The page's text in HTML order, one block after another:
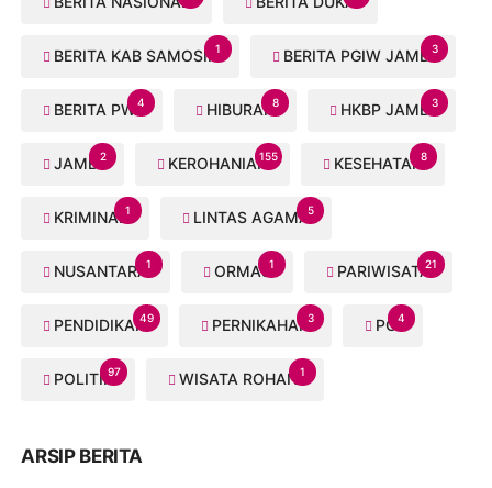
BERITA KAB SAMOSIR1 BERITA PGIW JAMBI3
BERITA PWI4 HIBURAN8 HKBP JAMBI3
JAMBI2 KEROHANIAN155 KESEHATAN8
KRIMINAL1 LINTAS AGAMA5
NUSANTARA1 ORMAS1 PARIWISATA21
PENDIDIKAN49 PERNIKAHAN3 PGI4
POLITIK97 WISATA ROHANI1
ARSIP BERITA